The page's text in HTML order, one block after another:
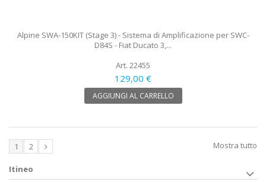
Alpine SWA-150KIT (Stage 3) - Sistema di Amplificazione per SWC-
D84S - Fiat Ducato 3,...
Art. 22455
129,00 €
AGGIUNGI AL CARRELLO
Mostra tutto
1 2
Itineo